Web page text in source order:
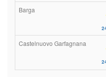
Barga
Castelnuovo Garfagnana